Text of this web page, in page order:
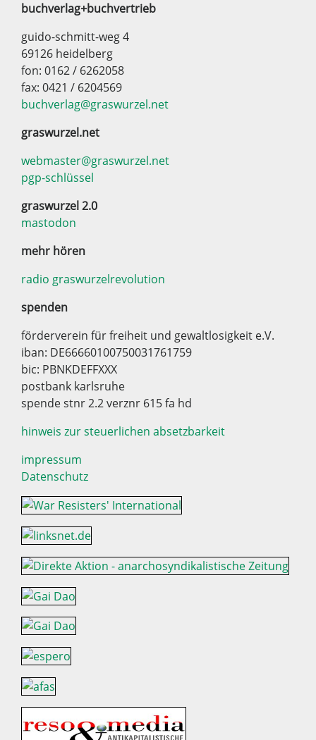
buchverlag+buchvertrieb
guido-schmitt-weg 4
69126 heidelberg
fon: 0162 / 6262058
fax: 0421 / 6204569
buchverlag@graswurzel.net
graswurzel.net
webmaster@graswurzel.net
pgp-schlüssel
graswurzel 2.0
mastodon
mehr hören
radio graswurzelrevolution
spenden
förderverein für freiheit und gewaltlosigkeit e.V.
iban: DE66660100750031761759
bic: PBNKDEFFXXX
postbank karlsruhe
spende stnr 2.2 verznr 615 fa hd
hinweis zur steuerlichen absetzbarkeit
impressum
Datenschutz